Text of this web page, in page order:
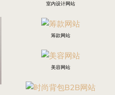
室内设计网站
筹款网站
美容网站